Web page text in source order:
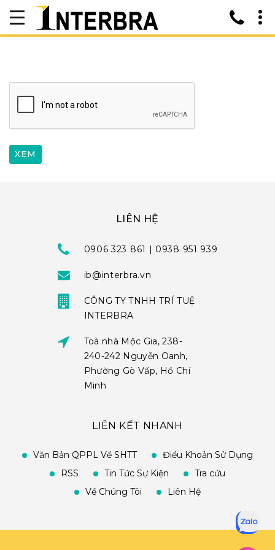
LIÊN HỆ
0906 323 861 | 0938 951 939
ib@interbra.vn
CÔNG TY TNHH TRÍ TUỆ
INTERBRA
Toà nhà Mộc Gia, 238-
240-242 Nguyễn Oanh,
Phường Gò Vấp, Hồ Chí
Minh
LIÊN KẾT NHANH
Văn Bản QPPL Về SHTT
Điều Khoản Sử Dụng
RSS
Tin Tức Sự Kiện
Tra cứu
Về Chúng Tôi
Liên Hệ